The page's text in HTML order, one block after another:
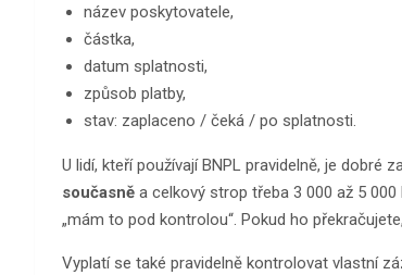
název poskytovatele,
částka,
datum splatnosti,
způsob platby,
stav: zaplaceno / čeká / po splatnosti.
U lidí, kteří používají BNPL pravidelně, je dobré
současně a celkový strop třeba 3 000 až 5
„mám to pod kontrolou“. Pokud ho
Vyplatí se také pravidelně kontrolovat vlastní